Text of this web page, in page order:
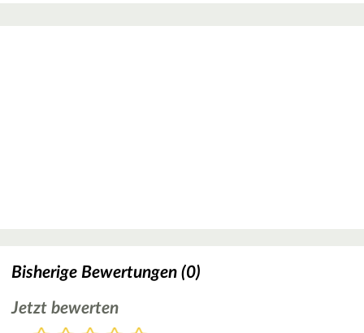
Bisherige Bewertungen (0)
Jetzt bewerten